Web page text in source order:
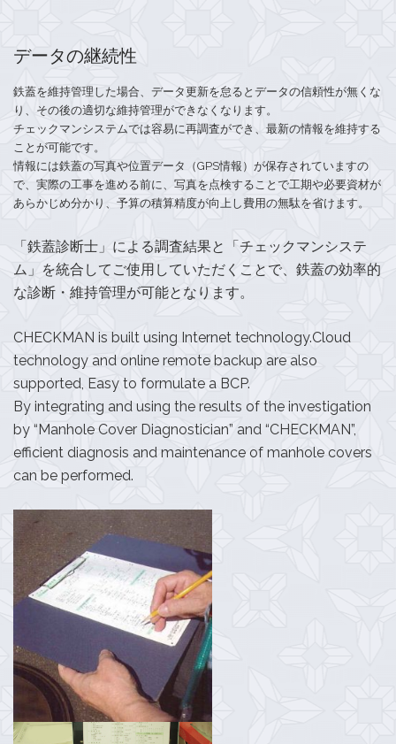
データの継続性
鉄蓋を維持管理した場合、データ更新を怠るとデータの信頼性が無くな
り、その後の適切な維持管理ができなくなります。
チェックマンシステムでは容易に再調査ができ、最新の情報を維持する
ことが可能です。
情報には鉄蓋の写真や位置データ（GPS情報）が保存されていますの
で、実際の工事を進める前に、写真を点検することで工期や必要資材が
あらかじめ分かり、予算の積算精度が向上し費用の無駄を省けます。
「鉄蓋診断士」による調査結果と「チェックマンシステ
ム」を統合してご使用していただくことで、鉄蓋の効率的
な診断・維持管理が可能となります。
CHECKMAN is built using Internet technology.Cloud
technology and online remote backup are also
supported, Easy to formulate a BCP.
By integrating and using the results of the investigation
by “Manhole Cover Diagnostician” and “CHECKMAN”,
efficient diagnosis and maintenance of manhole covers
can be performed.